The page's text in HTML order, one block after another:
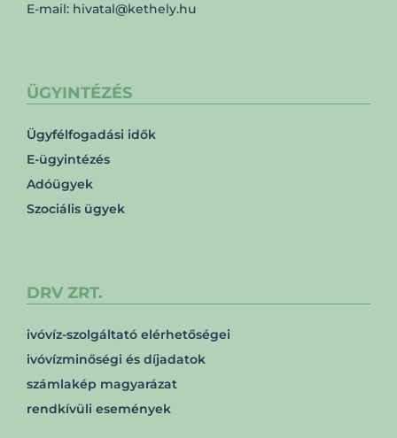
E-mail: hivatal@kethely.hu
ÜGYINTÉZÉS
Ügyfélfogadási idők
E-ügyintézés
Adóügyek
Szociális ügyek
DRV ZRT.
ivóvíz-szolgáltató elérhetőségei
ivóvízminőségi és díjadatok
számlakép magyarázat
rendkívüli események